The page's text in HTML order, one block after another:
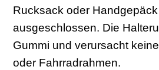
Rucksack oder
ausgeschlossen. Die
Gummi und verursacht
oder Fahrradrahmen.